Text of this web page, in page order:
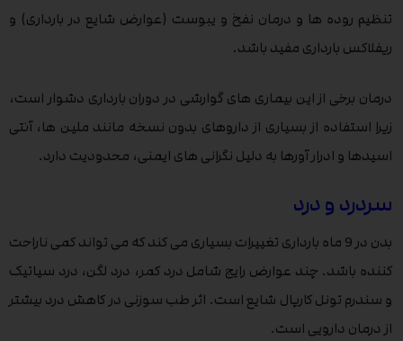
تنظیم روده ها و درمان نفخ و یبوست (عوارض شایع در بارداری) و
ریفلاکس بارداری مفید باشد.
درمان برخی از این بیماری های گوارشی در دوران بارداری دشوار است،
زیرا استفاده از بسیاری از داروهای بدون نسخه مانند ملین ها، آنتی
اسیدها و ادرار آورها به دلیل نگرانی های ایمنی، محدودیت دارد.
سردرد و درد
بدن در 9 ماه بارداری تغییرات بسیاری می کند که می تواند کمی ناراحت
کننده باشد. چند عوارض رایج شامل درد کمر، درد لگن، درد سیاتیک
و سندرم تونل کارپال شایع است. اثر طب سوزنی در کاهش درد بیشتر
از درمان دارویی است.